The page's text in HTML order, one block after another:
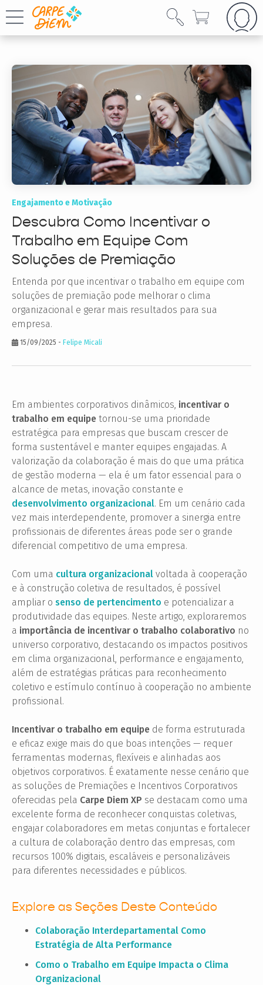
Engajamento e Motivação
Descubra Como Incentivar o
Trabalho em Equipe Com
Soluções de Premiação
Entenda por que incentivar o trabalho em equipe com
soluções de premiação pode melhorar o clima
organizacional e gerar mais resultados para sua
empresa.
15/09/2025 - Felipe Micali
Em ambientes corporativos dinâmicos, incentivar o
trabalho em equipe tornou-se uma prioridade
estratégica para empresas que buscam crescer de
forma sustentável e manter equipes engajadas. A
valorização da colaboração é mais do que uma prática
de gestão moderna — ela é um fator essencial para o
alcance de metas, inovação constante e
desenvolvimento organizacional. Em um cenário cada
vez mais interdependente, promover a sinergia entre
profissionais de diferentes áreas pode ser o grande
diferencial competitivo de uma empresa.
Com uma cultura organizacional voltada à cooperação
e à construção coletiva de resultados, é possível
ampliar o senso de pertencimento e potencializar a
produtividade das equipes. Neste artigo, exploraremos
a importância de incentivar o trabalho colaborativo no
universo corporativo, destacando os impactos positivos
em clima organizacional, performance e engajamento,
além de estratégias práticas para reconhecimento
coletivo e estímulo contínuo à cooperação no ambiente
profissional.
Incentivar o trabalho em equipe de forma estruturada
e eficaz exige mais do que boas intenções — requer
ferramentas modernas, flexíveis e alinhadas aos
objetivos corporativos. É exatamente nesse cenário que
as soluções de Premiações e Incentivos Corporativos
oferecidas pela Carpe Diem XP se destacam como uma
excelente forma de reconhecer conquistas coletivas,
engajar colaboradores em metas conjuntas e fortalecer
a cultura de colaboração dentro das empresas, com
recursos 100% digitais, escaláveis e personalizáveis
para diferentes necessidades e públicos.
Explore as Seções Deste Conteúdo
Colaboração Interdepartamental Como
Estratégia de Alta Performance
Como o Trabalho em Equipe Impacta o Clima
Organizacional